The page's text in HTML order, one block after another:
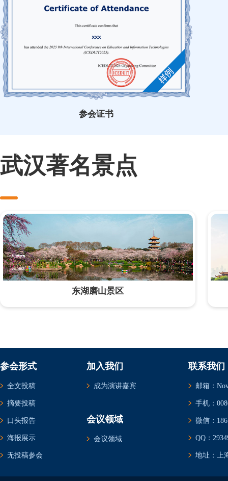
参会证书
武汉著名景点
东湖磨山景区
参会形式
全文投稿
摘要投稿
口头报告
海报展示
无投稿参会
加入我们
成为演讲嘉宾
会议领域
会议领域
联系我们
邮箱：
手机：
微信：
QQ：
地址：上